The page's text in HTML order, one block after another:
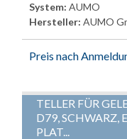
System: AUMO
Hersteller: AUMO
Preis nach
TELLER FÜR
D79, SCHWARZ,
PLAT...